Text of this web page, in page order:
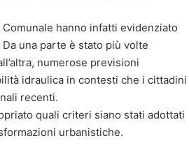
hanno infatti evidenziato
una parte è stato più volte
numerose previsioni
idraulica in contesti che i cittadini
recenti.
quali criteri siano stati adottati
urbanistiche.